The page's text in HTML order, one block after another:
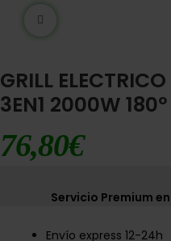
GRILL
3EN1 2000W
76,80€
Servicio Premium
Envío express 12-24h